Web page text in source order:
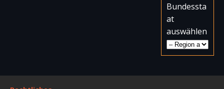
Bundessta
at
auswählen